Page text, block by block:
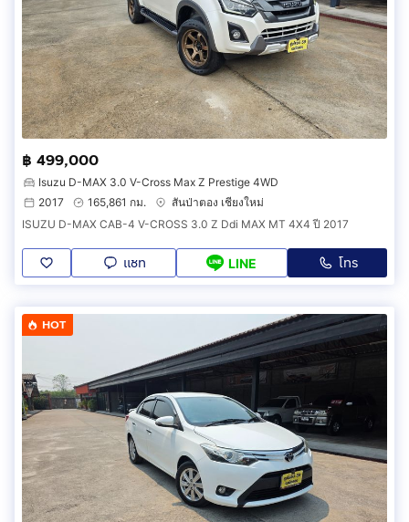
฿ 499,000
Isuzu D-MAX 3.0 V-Cross Max Z Prestige 4WD
2017
165,861 กม.
สันป่าตอง เชียงใหม่
ISUZU D-MAX CAB-4 V-CROSS 3.0 Z Ddi MAX MT 4X4 ปี 2017
แชท LINE โทร
HOT